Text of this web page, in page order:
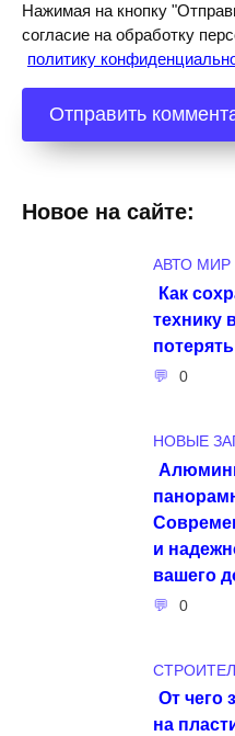
Нажимая на кнопку
согласие на обработку
политику
Новое на сайте:
АВТО МИР
Как
технику
0
НОВЫЕ
и
вашего
0
От чего
на